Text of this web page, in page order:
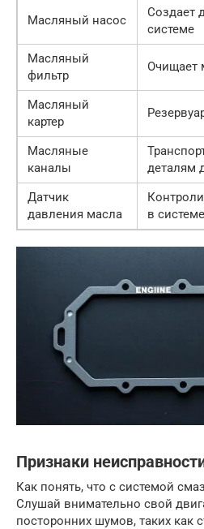
Масляный насос
Создает
системе
Масляный
фильтр
Очищает
Масляный
картер
Масляные
каналы
деталям
Датчик
давления масла
в системе
Признаки
Как понять, что с системой
Слушай внимательно свой
посторонних шумов, таких как